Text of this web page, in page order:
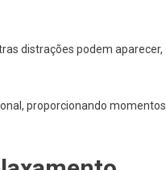
distrações podem aparecer,
proporcionando momentos